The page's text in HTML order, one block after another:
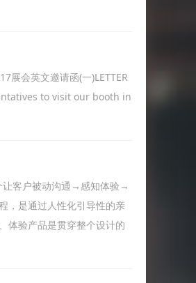
展会英文邀请函(一)LETTER
to visit our booth in
让客户被动沟通→感知体验→
，是通过人性化引导性的亲
体验产品是贯穿整个设计的